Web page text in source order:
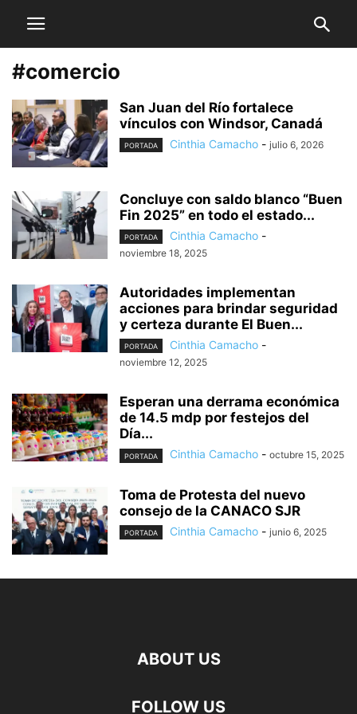
#comercio
San Juan del Río fortalece
vínculos con Windsor, Canadá
PORTADA Cinthia Camacho - julio 6, 2026
Concluye con saldo blanco “Buen
Fin 2025” en todo el estado...
PORTADA Cinthia Camacho -
noviembre 18, 2025
Autoridades implementan
acciones para brindar seguridad
y certeza durante El Buen...
PORTADA Cinthia Camacho -
noviembre 12, 2025
Esperan una derrama económica
de 14.5 mdp por festejos del
Día...
PORTADA Cinthia Camacho - octubre 15, 2025
Toma de Protesta del nuevo
consejo de la CANACO SJR
PORTADA Cinthia Camacho - junio 6, 2025
ABOUT US
FOLLOW US